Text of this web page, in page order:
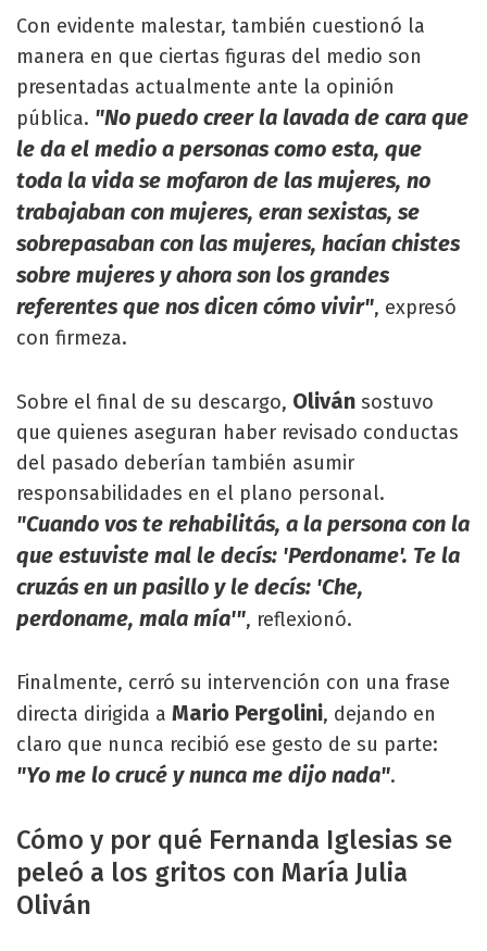
Con evidente malestar, también cuestionó la
manera en que ciertas figuras del medio son
presentadas actualmente ante la opinión
pública. "No puedo creer la lavada de cara que
le da el medio a personas como esta, que
toda la vida se mofaron de las mujeres, no
trabajaban con mujeres, eran sexistas, se
sobrepasaban con las mujeres, hacían chistes
sobre mujeres y ahora son los grandes
referentes que nos dicen cómo vivir", expresó
con firmeza.
Sobre el final de su descargo, Oliván sostuvo
que quienes aseguran haber revisado conductas
del pasado deberían también asumir
responsabilidades en el plano personal.
"Cuando vos te rehabilitás, a la persona con la
que estuviste mal le decís: 'Perdoname'. Te la
cruzás en un pasillo y le decís: 'Che,
perdoname, mala mía'", reflexionó.
Finalmente, cerró su intervención con una frase
directa dirigida a Mario Pergolini, dejando en
claro que nunca recibió ese gesto de su parte:
"Yo me lo crucé y nunca me dijo nada".
Cómo y por qué Fernanda Iglesias se
peleó a los gritos con María Julia
Oliván